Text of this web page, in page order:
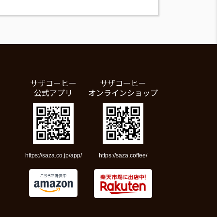
サザコーヒー
公式アプリ
https://saza.co.jp/app/
サザコーヒー
オンラインショップ
https://saza.coffee/